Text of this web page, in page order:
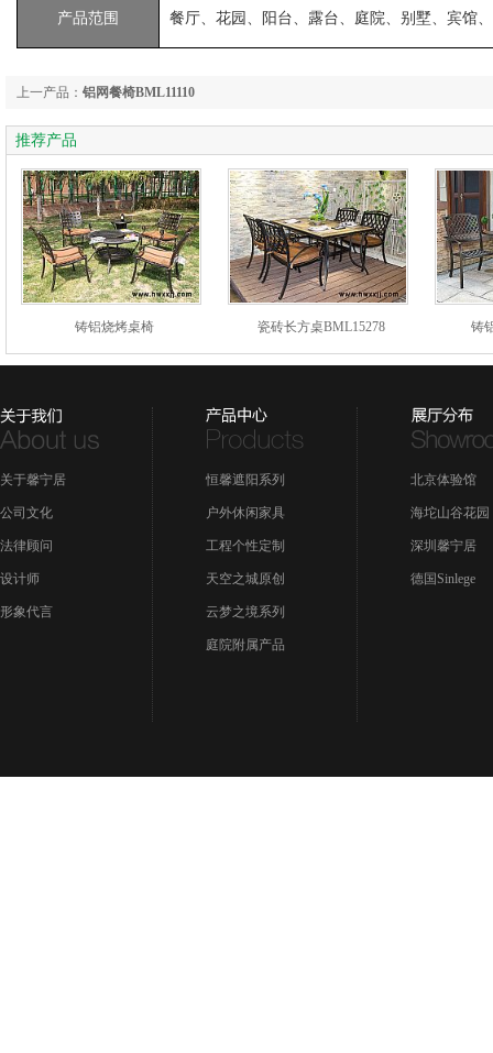
产品范围 餐厅、花园、阳台、露台、庭院、别墅、宾馆
上一产品： 铝网餐椅BML11110
推荐产品
铸铝烧烤桌椅 瓷砖长方桌BML15278 铸
关于馨宁居
公司文化
法律顾问
设计师
形象代言
恒馨遮阳系列
户外休闲家具
工程个性定制
天空之城原创
云梦之境系列
庭院附属产品
北京体验馆
海坨山谷花园
深圳馨宁居
德国Sinlege